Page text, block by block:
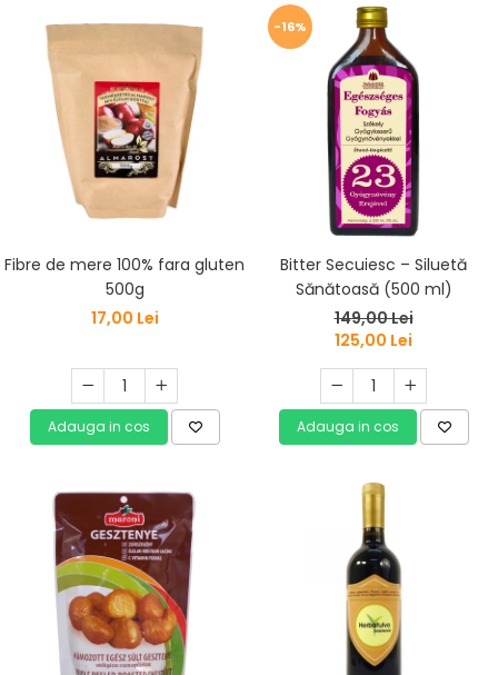
Fibre de mere 100% fara gluten
500g
17,00 Lei
Adauga in cos
-16%
Bitter Secuiesc – Siluetă
Sănătoasă (500 ml)
149,00 Lei
125,00 Lei
Adauga in cos